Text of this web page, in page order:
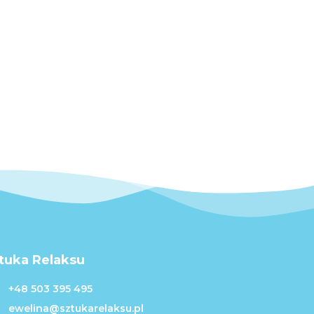
Relaksu
+48 503 395 495
ewelina@sztukarelaksu.pl